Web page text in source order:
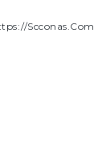
scconas.com